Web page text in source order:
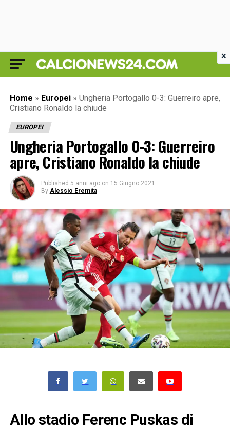
Home » Europei » Ungheria Portogallo 0-3: Guerreiro apre,
Cristiano Ronaldo la chiude
EUROPEI
Ungheria Portogallo 0-3: Guerreiro
apre, Cristiano Ronaldo la chiude
Published 5 anni ago on 15 Giugno 2021
By Alessio Eremita
Allo stadio Ferenc Puskas di
×